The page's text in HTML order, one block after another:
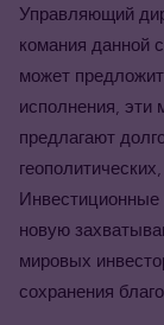
Управляющий
комания данной
может
исполнения, эти
предлагают
новую
мировых
сохранения